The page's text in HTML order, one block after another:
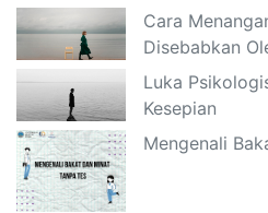
Cara
Disebabkan
Luka
Kesepian
Mengenali